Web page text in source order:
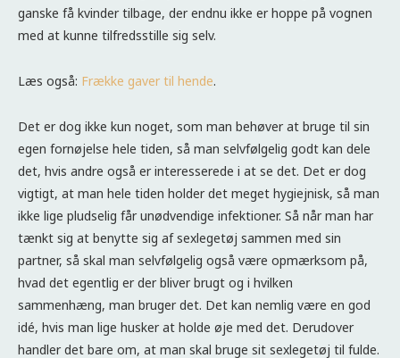
ganske få kvinder tilbage, der endnu ikke er hoppe på vognen
med at kunne tilfredsstille sig selv.
Læs også: Frække gaver til hende.
Det er dog ikke kun noget, som man behøver at bruge til sin
egen fornøjelse hele tiden, så man selvfølgelig godt kan dele
det, hvis andre også er interesserede i at se det. Det er dog
vigtigt, at man hele tiden holder det meget hygiejnisk, så man
ikke lige pludselig får unødvendige infektioner. Så når man har
tænkt sig at benytte sig af sexlegetøj sammen med sin
partner, så skal man selvfølgelig også være opmærksom på,
hvad det egentlig er der bliver brugt og i hvilken
sammenhæng, man bruger det. Det kan nemlig være en god
idé, hvis man lige husker at holde øje med det. Derudover
handler det bare om, at man skal bruge sit sexlegetøj til fulde.